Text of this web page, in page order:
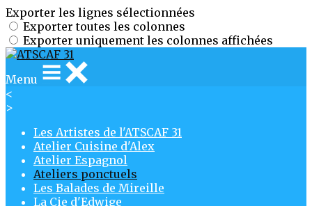
Exporter les lignes sélectionnées
Exporter toutes les colonnes
Exporter uniquement les colonnes affichées
Menu
<
>
Les Artistes de l'ATSCAF 31
Atelier Cuisine d'Alex
Atelier Espagnol
Ateliers ponctuels
Les Balades de Mireille
La Cie d'Edwige